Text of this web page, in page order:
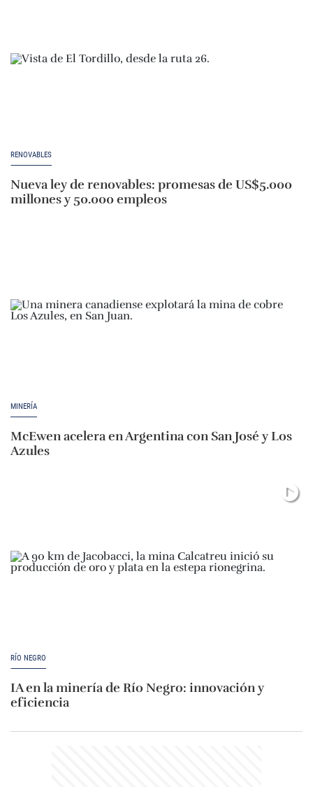
RENOVABLES
Nueva ley de renovables: promesas de US$5.000
millones y 50.000 empleos
MINERÍA
McEwen acelera en Argentina con San José y Los
Azules
RÍO NEGRO
IA en la minería de Río Negro: innovación y
eficiencia